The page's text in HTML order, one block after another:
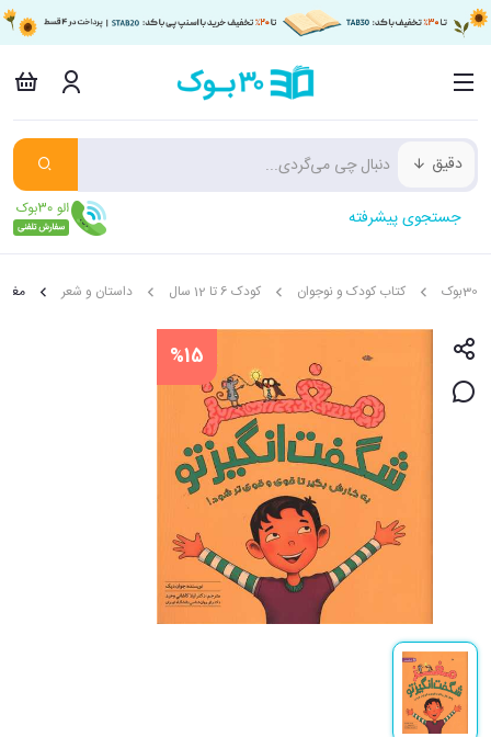
دقیق
جستجوی پیشرفته
30بوک کتاب کودک و نوجوان کودک 6 تا 12 سال داستان و شعر مغز
%15